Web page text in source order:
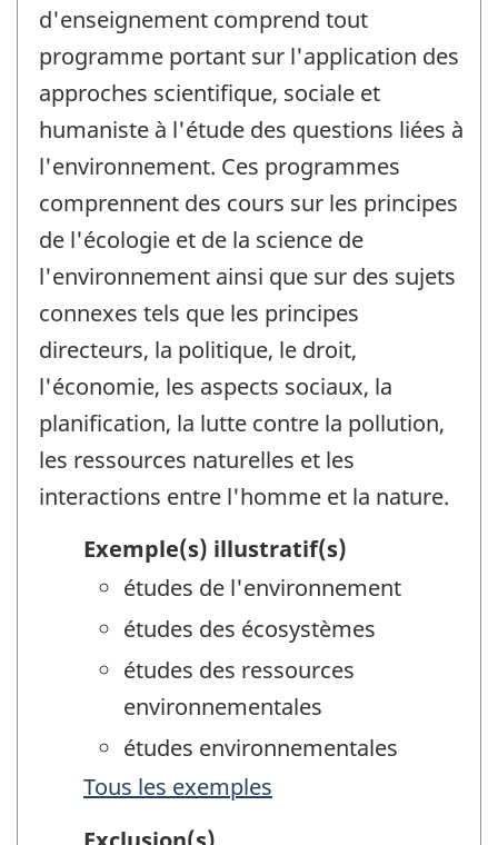
d'enseignement comprend tout
programme portant sur l'application des
approches scientifique, sociale et
humaniste à l'étude des questions liées à
l'environnement. Ces programmes
comprennent des cours sur les principes
de l'écologie et de la science de
l'environnement ainsi que sur des sujets
connexes tels que les principes
directeurs, la politique, le droit,
l'économie, les aspects sociaux, la
planification, la lutte contre la pollution,
les ressources naturelles et les
interactions entre l'homme et la nature.
Exemple(s) illustratif(s)
études de l'environnement
études des écosystèmes
études des ressources
environnementales
études environnementales
Tous les exemples